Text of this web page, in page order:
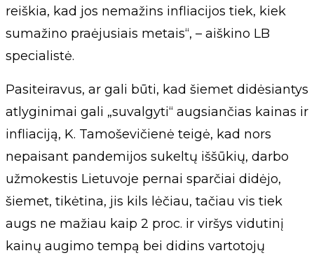
reiškia, kad jos nemažins infliacijos tiek, kiek
sumažino praėjusiais metais“, – aiškino LB
specialistė.
Pasiteiravus, ar gali būti, kad šiemet didėsiantys
atlyginimai gali „suvalgyti“ augsiančias kainas ir
infliaciją, K. Tamoševičienė teigė, kad nors
nepaisant pandemijos sukeltų iššūkių, darbo
užmokestis Lietuvoje pernai sparčiai didėjo,
šiemet, tikėtina, jis kils lėčiau, tačiau vis tiek
augs ne mažiau kaip 2 proc. ir viršys vidutinį
kainų augimo tempą bei didins vartotojų